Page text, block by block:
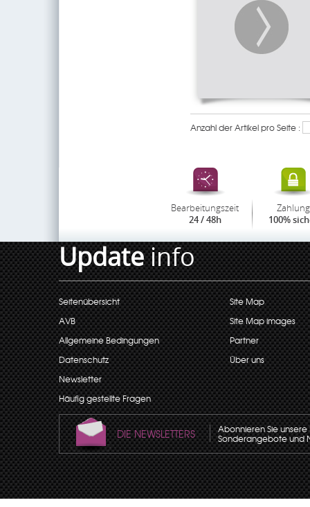
Anzahl der Artikel pro Seite :
Bearbeitungszeit
24 / 48h
Zahlung
100%
Updateinfo
Seitenübersicht
AVB
Allgemeine Bedingungen
Datenschutz
Newsletter
Häufig gestellte Fragen
Site Map
Site Map images
Partner
Über uns
DIE NEWSLETTERS Abonnieren Sie
Sonderangebote und